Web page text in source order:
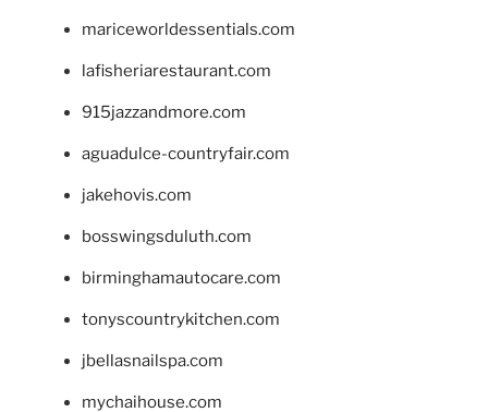
mariceworldessentials.com
lafisheriarestaurant.com
915jazzandmore.com
aguadulce-countryfair.com
jakehovis.com
bosswingsduluth.com
birminghamautocare.com
tonyscountrykitchen.com
jbellasnailspa.com
mychaihouse.com